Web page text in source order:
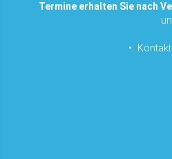
Termine erhalten Sie nach
• Kontakt